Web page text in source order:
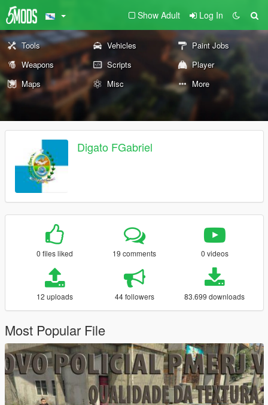
Show Adult Log In
Tools Vehicles
Paint Jobs
Weapons
Scripts
Player
Maps
Misc More
Digato FGabriel
0 files liked 19 comments 0 videos
12 uploads 44 followers 83.699 downloads
Most Popular File